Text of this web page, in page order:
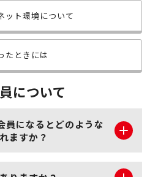
ット環境について
たときには
について
員になるとどのような
ますか？